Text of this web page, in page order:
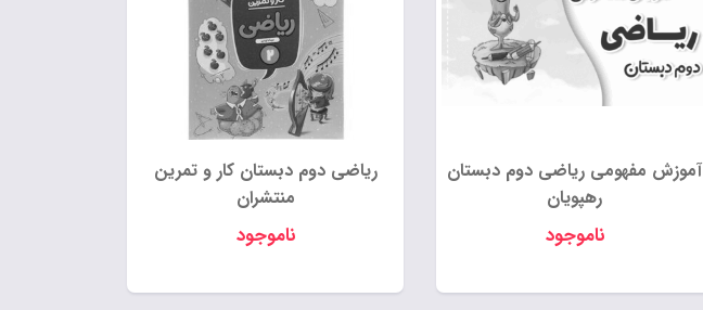
آموزش مفهومی ریاضی دوم دبستان
رهپویان
ناموجود
ریاضی دوم دبستان کار و تمرین
منتشران
ناموجود